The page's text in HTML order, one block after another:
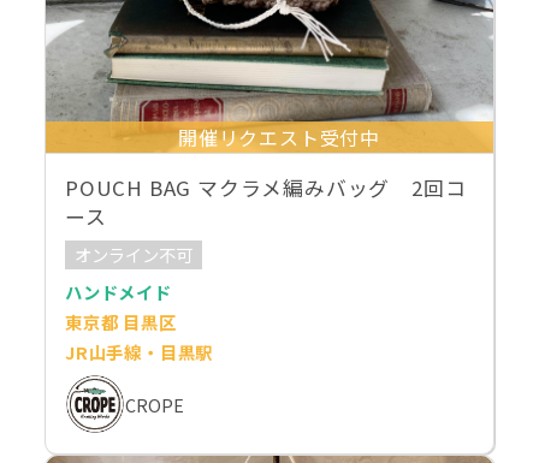
開催リクエスト受付中
POUCH BAG マクラメ編みバッグ 2回コ
ース
オンライン不可
ハンドメイド
東京都 目黒区
JR山手線・目黒駅
CROPE